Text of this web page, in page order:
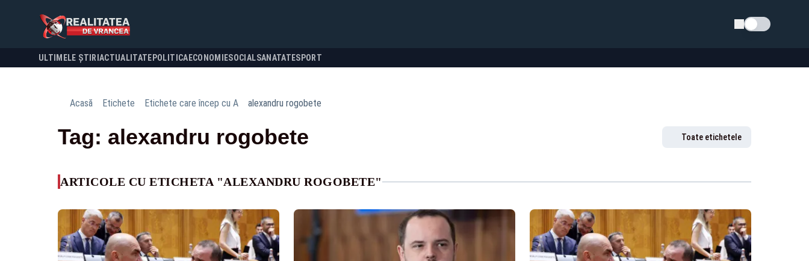
Schimba tema
ULTIMELE ȘTIRI ACTUALITATE POLITICA ECONOMIESOCIALSANATATESPORT
Acasă Etichete Etichete care încep cu A alexandru rogobete
Tag: alexandru rogobete Toate etichetele
ARTICOLE CU ETICHETA "ALEXANDRU ROGOBETE"